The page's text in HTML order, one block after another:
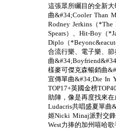
這張眾所矚目的全新大
曲&#34;Cooler Than
Rodney Jerkins（
Spears）、Hit-Boy（
Diplo（
合流行樂、電子樂、
曲
樣麥可傑克森暢銷曲
宣傳單曲&#34;Die In
TOP17+英國金榜
助陣，像是再度找來
Ludacris共唱盛夏單
姬Nicki Minaj派對交
West力捧的加州嘻哈